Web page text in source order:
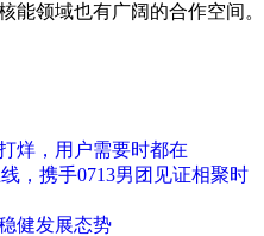
能领域也有广阔的合作空间。
烊，用户需要时都在
，携手0713男团见证相聚时
健发展态势